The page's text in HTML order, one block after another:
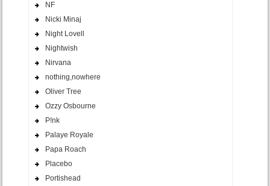
NF
Nicki Minaj
Night Lovell
Nightwish
Nirvana
nothing,nowhere
Oliver Tree
Ozzy Osbourne
P!nk
Palaye Royale
Papa Roach
Placebo
Portishead